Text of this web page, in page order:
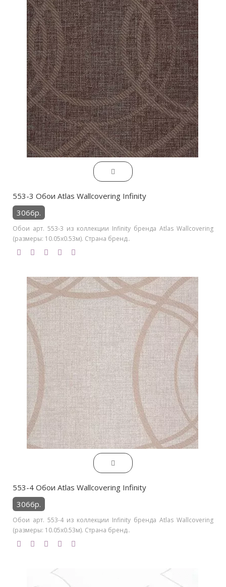
553-3 Обои Atlas Wallcovering Infinity
3066р.
Обои арт. 553-3 из коллекции Infinity бренда Atlas Wallcovering
(размеры: 10.05х0.53м). Страна бренд..
553-4 Обои Atlas Wallcovering Infinity
3066р.
Обои арт. 553-4 из коллекции Infinity бренда Atlas Wallcovering
(размеры: 10.05х0.53м). Страна бренд..